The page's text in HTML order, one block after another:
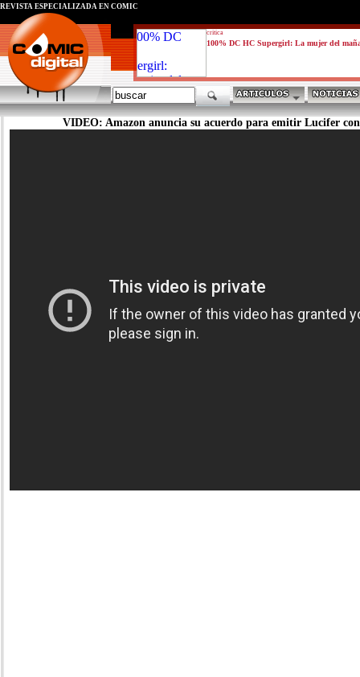
critica
100% DC HC Supergirl: La mujer del
REVISTA ESPECIALIZADA EN CÓMIC
VIDEO: Amazon anuncia su acuerdo para emitir Lucifer